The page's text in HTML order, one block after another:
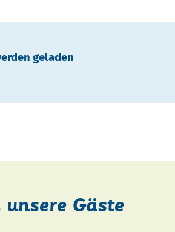
geladen
Gäste